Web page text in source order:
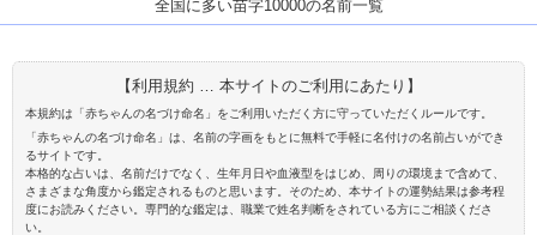
全国に多い苗字10000の名前一覧
【利用規約 … 本サイトのご利用にあたり】
本規約は「赤ちゃんの名づけ命名」をご利用いただく方に守っていただくルールです。
「赤ちゃんの名づけ命名」は、名前の字画をもとに無料で手軽に名付けの名前占いができ
るサイトです。
本格的な占いは、名前だけでなく、生年月日や血液型をはじめ、周りの環境まで含めて、
さまざまな角度から鑑定されるものと思います。そのため、本サイトの運勢結果は参考程
度にお読みください。専門的な鑑定は、職業で姓名判断をされている方にご相談くださ
い。